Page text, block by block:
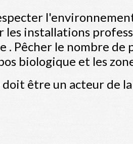
les installations
Pêcher le nombre de
biologique et les
être un acteur de